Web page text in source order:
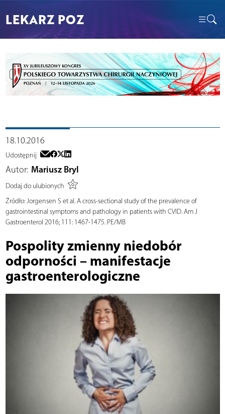
LEKARZ POZ
18.10.2016
Udostępnij
Autor: Mariusz Bryl
Dodaj do ulubionych
Źródło:Jorgensen S et al. A cross-sectional study of the prevalence of
gastrointestinal symptoms and pathology in patients with CVID. Am J
Gastroenterol 2016; 111: 1467-1475. PE/MB
Pospolity zmienny niedobór
odporności – manifestacje
gastroenterologiczne